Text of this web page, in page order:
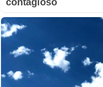
contagioso